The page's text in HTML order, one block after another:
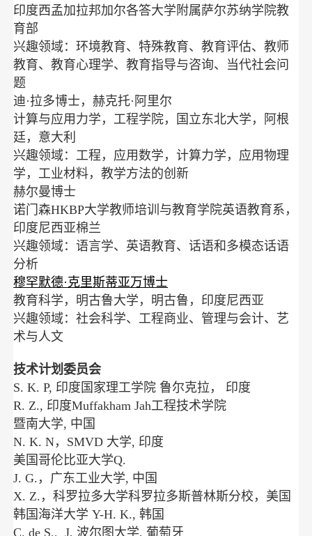
印度西孟加拉邦加尔各答大学附属萨尔苏纳学院教
育部
兴趣领域：环境教育、特殊教育、教育评估、教师
教育、教育心理学、教育指导与咨询、当代社会问
题
迪·拉多博士，赫克托·阿里尔
计算与应用力学，工程学院，国立东北大学，阿根
廷，意大利
兴趣领域：工程，应用数学，计算力学，应用物理
学，工业材料，教学方法的创新
赫尔曼博士
诺门森HKBP大学教师培训与教育学院英语教育系，
印度尼西亚棉兰
兴趣领域：语言学、英语教育、话语和多模态话语
分析
穆罕默德·克里斯蒂亚万博士
教育科学，明古鲁大学，明古鲁，印度尼西亚
兴趣领域：社会科学、工程商业、管理与会计、艺
术与人文
技术计划委员会
S. K. P, 印度国家理工学院 鲁尔克拉， 印度
R. Z., 印度Muffakham Jah工程技术学院
暨南大学, 中国
N. K. N，SMVD 大学, 印度
美国哥伦比亚大学Q.
J. G.，广东工业大学, 中国
X. Z.，科罗拉多大学科罗拉多斯普林斯分校，美国
韩国海洋大学 Y-H. K., 韩国
C. de S., J, 波尔图大学, 葡萄牙